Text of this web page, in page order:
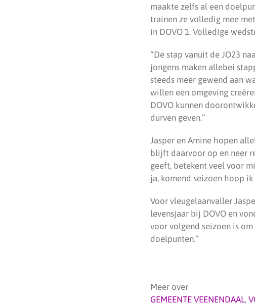
maakte zelfs al een
trainen ze volledig mee
in DOVO 1. Volledige
“De stap vanuit de JO23
jongens maken allebei
steeds meer gewend aan
willen een omgeving
DOVO kunnen
durven geven.”
Jasper en Amine hopen
blijft daarvoor op en neer
geeft, betekent veel voor
ja, komend seizoen hoop
Voor vleugelaanvaller
levensjaar bij DOVO en
voor volgend seizoen is
doelpunten.”
Meer over
GEMEENTE VEENENDAAL,